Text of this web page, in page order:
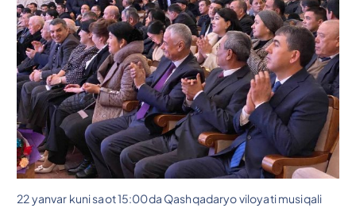
22 yanvar kuni saot 15:00da Qashqadaryo viloyati musiqali